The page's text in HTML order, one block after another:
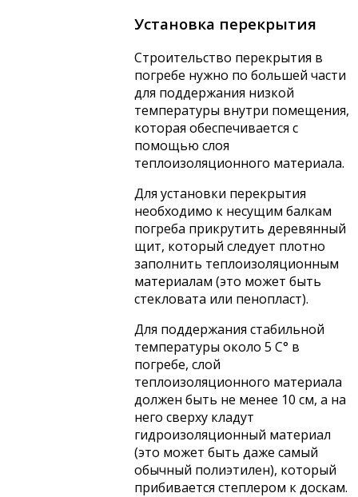
Установка перекрытия
Строительство перекрытия в
погребе нужно по большей части
для поддержания низкой
температуры внутри помещения,
которая обеспечивается с
помощью слоя
теплоизоляционного материала.
Для установки перекрытия
необходимо к несущим балкам
погреба прикрутить деревянный
щит, который следует плотно
заполнить теплоизоляционным
материалам (это может быть
стекловата или пенопласт).
Для поддержания стабильной
температуры около 5 С° в
погребе, слой
теплоизоляционного материала
должен быть не менее 10 см, а на
него сверху кладут
гидроизоляционный материал
(это может быть даже самый
обычный полиэтилен), который
прибивается степлером к доскам.